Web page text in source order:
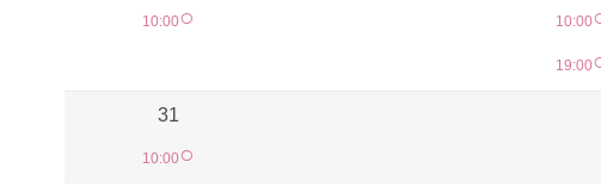
10:00○ 10:00
19:00
31
10:00○